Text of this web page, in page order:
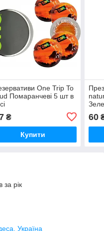
One Trip To
Помаранчеві 5 шт в
₴
Купити
60
за рік
Україна